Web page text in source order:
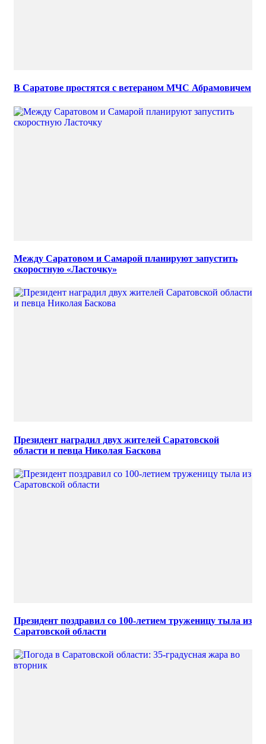
В Саратове простятся с ветераном МЧС Абрамовичем
Между Саратовом и Самарой планируют запустить
скоростную «Ласточку»
Президент наградил двух жителей Саратовской
области и певца Николая Баскова
Президент поздравил со 100-летием труженицу тыла из
Саратовской области